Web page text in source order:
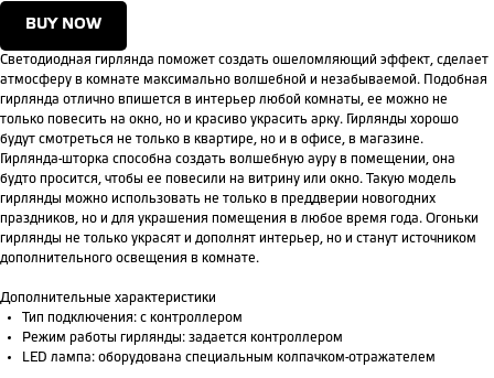
BUY NOW
Светодиодная гирлянда поможет создать ошеломляющий эффект, сделает
атмосферу в комнате максимально волшебной и незабываемой. Подобная
гирлянда отлично впишется в интерьер любой комнаты, ее можно не
только повесить на окно, но и красиво украсить арку. Гирлянды хорошо
будут смотреться не только в квартире, но и в офисе, в магазине.
Гирлянда-шторка способна создать волшебную ауру в помещении, она
будто просится, чтобы ее повесили на витрину или окно. Такую модель
гирлянды можно использовать не только в преддверии новогодних
праздников, но и для украшения помещения в любое время года. Огоньки
гирлянды не только украсят и дополнят интерьер, но и станут источником
дополнительного освещения в комнате.
Дополнительные характеристики
Тип подключения: с контроллером
Режим работы гирлянды: задается контроллером
LED лампа: оборудована специальным колпачком-отражателем